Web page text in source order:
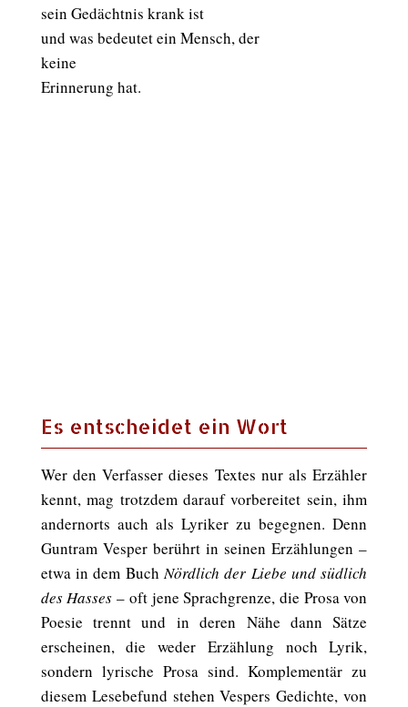
sein Gedächtnis krank ist
und was bedeutet ein Mensch, der
keine
Erinnerung hat.
Es entscheidet ein Wort
Wer den Verfasser dieses Textes nur als Erzähler
kennt, mag trotzdem darauf vorbereitet sein, ihm
andernorts auch als Lyriker zu begegnen. Denn
Guntram Vesper berührt in seinen Erzählungen –
etwa in dem BuchNördlich der Liebe und südlich
des Hasses – oft jene Sprachgrenze, die Prosa von
Poesie trennt und in deren Nähe dann Sätze
erscheinen, die weder Erzählung noch Lyrik,
sondern lyrische Prosa sind. Komplementär zu
diesem Lesebefund stehen Vespers Gedichte, von